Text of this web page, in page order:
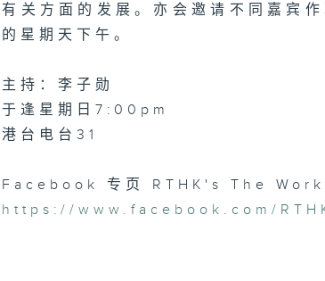
有关方面的发展。亦会邀请不同嘉宾
的星期天下午。
主持：李子勋
于逢星期日7:00pm
港台电台31
Facebook 专页 RTHK's The
https://www.facebook.com/